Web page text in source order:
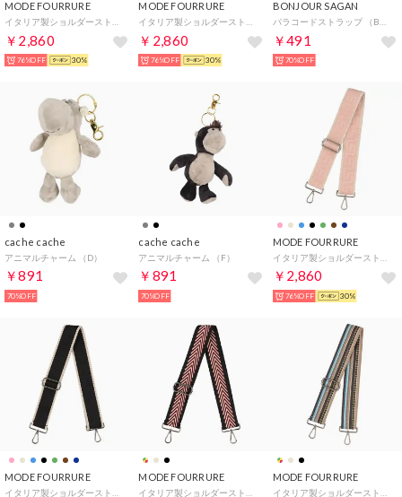
MODE FOURRURE
￥2,860
76%OFF 30%
MODE FOURRURE
￥2,860
76%OFF 30%
BONJOUR SAGAN
￥491
70%OFF
cache cache
アニマルチャーム （D）
￥891
70%OFF
cache cache
アニマルチャーム （F）
￥891
70%OFF
MODE FOURRURE
￥2,860
76%OFF 30%
MODE FOURRURE MODE FOURRURE MODE FOURRURE